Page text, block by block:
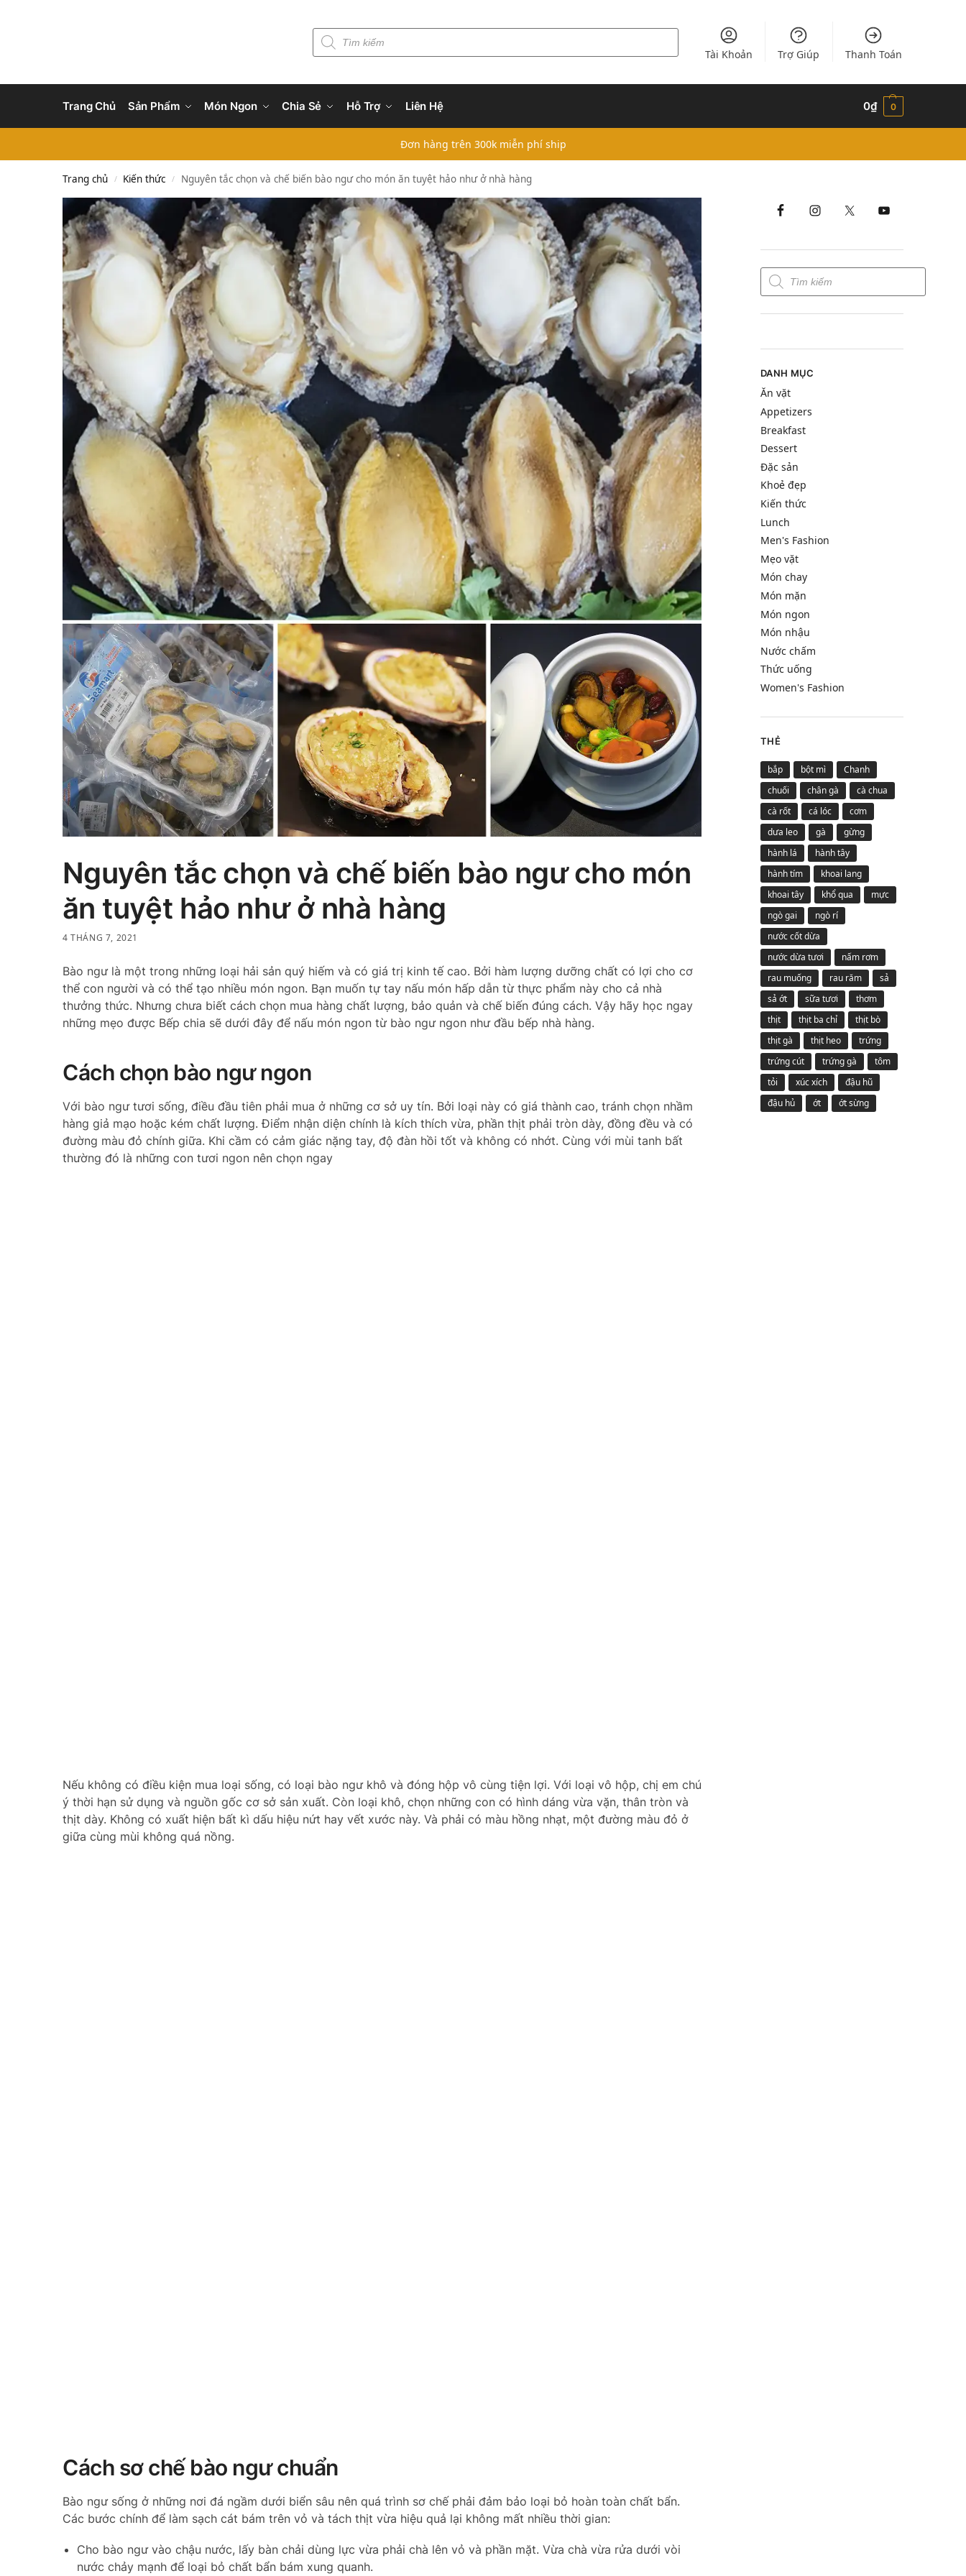
Tài Khoản Trợ Giúp Thanh Toán
Trang Chủ Sản Phẩm Món Ngon Chia Sẻ Hỗ Trợ Liên Hệ 0₫ 0
Đơn hàng trên 300k miễn phí ship
Trang chủ / Kiến thức / Nguyên tắc chọn và chế biến bào ngư cho món ăn tuyệt hảo như ở nhà hàng
Nguyên tắc chọn và chế biến bào ngư cho món
ăn tuyệt hảo như ở nhà hàng
4 THÁNG 7, 2021
Bào ngư là một trong những loại hải sản quý hiếm và có giá trị kinh tế cao. Bởi hàm lượng dưỡng chất có lợi cho cơ
thể con người và có thể tạo nhiều món ngon. Bạn muốn tự tay nấu món hấp dẫn từ thực phẩm này cho cả nhà
thưởng thức. Nhưng chưa biết cách chọn mua hàng chất lượng, bảo quản và chế biến đúng cách. Vậy hãy học ngay
những mẹo được Bếp chia sẽ dưới đây để nấu món ngon từ bào ngư ngon như đầu bếp nhà hàng.
Cách chọn bào ngư ngon
Với bào ngư tươi sống, điều đầu tiên phải mua ở những cơ sở uy tín. Bởi loại này có giá thành cao, tránh chọn nhầm
hàng giả mạo hoặc kém chất lượng. Điểm nhận diện chính là kích thích vừa, phần thịt phải tròn dày, đồng đều và có
đường màu đỏ chính giữa. Khi cầm có cảm giác nặng tay, độ đàn hồi tốt và không có nhớt. Cùng với mùi tanh bất
thường đó là những con tươi ngon nên chọn ngay
Nếu không có điều kiện mua loại sống, có loại bào ngư khô và đóng hộp vô cùng tiện lợi. Với loại vô hộp, chị em chú
ý thời hạn sử dụng và nguồn gốc cơ sở sản xuất. Còn loại khô, chọn những con có hình dáng vừa vặn, thân tròn và
thịt dày. Không có xuất hiện bất kì dấu hiệu nứt hay vết xước này. Và phải có màu hồng nhạt, một đường màu đỏ ở
giữa cùng mùi không quá nồng.
Cách sơ chế bào ngư chuẩn
Bào ngư sống ở những nơi đá ngầm dưới biển sâu nên quá trình sơ chế phải đảm bảo loại bỏ hoàn toàn chất bẩn.
Các bước chính để làm sạch cát bám trên vỏ và tách thịt vừa hiệu quả lại không mất nhiều thời gian:
Cho bào ngư vào chậu nước, lấy bàn chải dùng lực vừa phải chà lên vỏ và phần mặt. Vừa chà vừa rửa dưới vòi
nước chảy mạnh để loại bỏ chất bẩn bám xung quanh.
DANH MỤC
Ăn vặt
Appetizers
Breakfast
Dessert
Đặc sản
Khoẻ đẹp
Kiến thức
Lunch
Men's Fashion
Mẹo vặt
Món chay
Món mặn
Món ngon
Món nhậu
Nước chấm
Thức uống
Women's Fashion
THẺ
bắp bột mì
Chanh
chuối
chân gà
cà chua
cà rốt
cá lóc
cơm
dưa leo
gà
gừng
hành lá
hành tây
hành tím
khoai lang
khoai tây
khổ qua
mực
ngò gai
ngò rí
nước cốt dừa
nước dừa tươi
nấm rơm
rau muống
rau răm
sả
sả ớt
sữa tươi
thơm
thịt
thịt ba chỉ
thịt bò
thịt gà
thịt heo
trứng
trứng cút
trứng gà
tôm
tỏi
xúc xích
đậu hũ
đậu hủ
ớt ớt sừng